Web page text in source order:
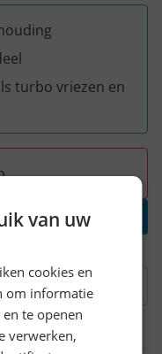
turbo vriezen en
van uw
cookies en
om informatie
te openen
verwerken,